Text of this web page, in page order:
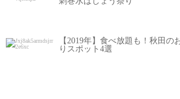
【2019年】食べ放題も！秋田の
りスポット4選